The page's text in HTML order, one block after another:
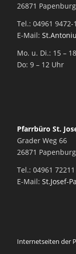
26871 Papenburg
Tel.: 04961 9472-
E-Mail:
Mo. u. Di.: 15 –
Do: 9 – 12 Uhr
Pfarrbüro St.
Grader Weg 66
26871 Papenburg
Tel.: 04961 72211
E-Mail: St.Josef-
Internetseiten der